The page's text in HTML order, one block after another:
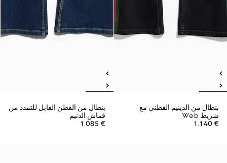
بنطال من الدينيم القطني مع
شريط Web
€ 1.140
بنطال من القطن القابل للتمدد من
قماش الدنيم
€ 1.085